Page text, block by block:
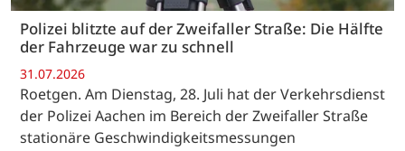
Polizei blitzte auf der Zweifaller Straße: Die Hälfte
der Fahrzeuge war zu schnell
31.07.2026
Roetgen. Am Dienstag, 28. Juli hat der Verkehrsdienst
der Polizei Aachen im Bereich der Zweifaller Straße
stationäre Geschwindigkeitsmessungen